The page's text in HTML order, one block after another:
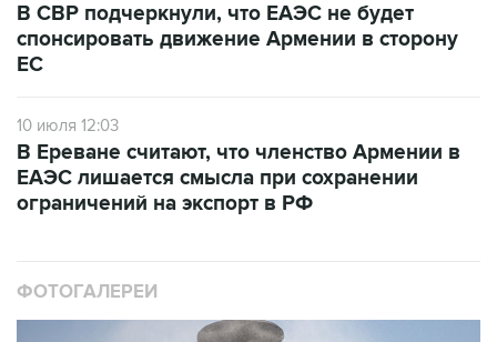
В СВР подчеркнули, что ЕАЭС не будет
спонсировать движение Армении в сторону
ЕС
10 июля 12:03
В Ереване считают, что членство Армении в
ЕАЭС лишается смысла при сохранении
ограничений на экспорт в РФ
ФОТОГАЛЕРЕИ